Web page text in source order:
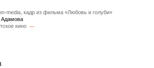
media, кадр из фильма «Любовь и голуби»
Адамова
кино